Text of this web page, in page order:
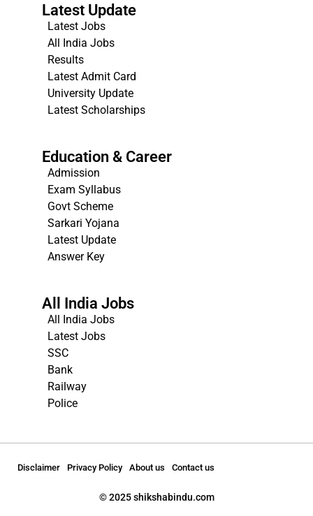
Latest Update
Latest Jobs
All India Jobs
Results
Latest Admit Card
University Update
Latest Scholarships
Education & Career
Admission
Exam Syllabus
Govt Scheme
Sarkari Yojana
Latest Update
Answer Key
All India Jobs
All India Jobs
Latest Jobs
SSC
Bank
Railway
Police
Disclaimer Privacy Policy About us Contact us
© 2025 shikshabindu.com